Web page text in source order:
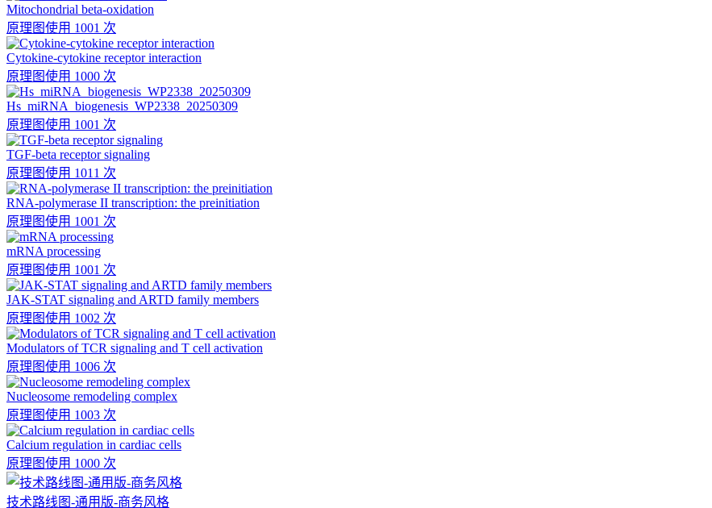
Mitochondrial beta-oxidation
原理图使用 1001 次
Cytokine-cytokine receptor interaction
原理图使用 1000 次
Hs_miRNA_biogenesis_WP2338_20250309
原理图使用 1001 次
TGF-beta receptor signaling
原理图使用 1011 次
RNA-polymerase II transcription: the preinitiation
原理图使用 1001 次
mRNA processing
原理图使用 1001 次
JAK-STAT signaling and ARTD family members
原理图使用 1002 次
Modulators of TCR signaling and T cell activation
原理图使用 1006 次
Nucleosome remodeling complex
原理图使用 1003 次
Calcium regulation in cardiac cells
原理图使用 1000 次
技术路线图-通用版-商务风格